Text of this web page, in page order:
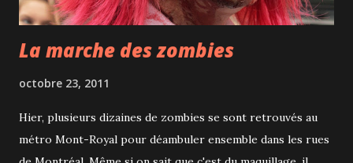
La marche des zombies
octobre 23, 2011
Hier, plusieurs dizaines de zombies se sont retrouvés au
métro Mont-Royal pour déambuler ensemble dans les rues